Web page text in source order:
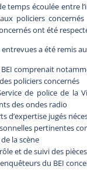
temps écoulée entre
policiers
ont été
a été remis au
comprenait
policiers concernés
de police de la
des ondes radio
jugés
pertinentes
la scène
et de suivi des pièces
du BEI